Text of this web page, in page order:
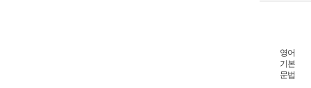
영어
기본
문법